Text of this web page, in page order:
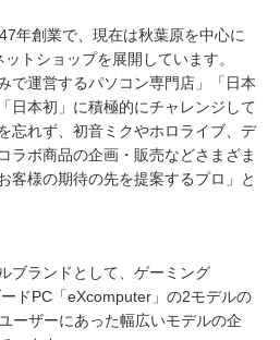
年創業で、現在は秋葉原を中心に
トショップを展開しています。
で運営するパソコン専門店」「日本
日本初」に積極的にチャレンジして
忘れず、初音ミクやホロライブ、デ
ラボ商品の企画・販売などさまざま
客様の期待の先を提案するプロ」と
ブランドとして、ゲーミング
ドPC「eXcomputer」の2モデルの
ーザーにあった幅広いモデルの企